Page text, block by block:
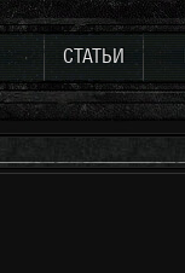
СТАТЬИ